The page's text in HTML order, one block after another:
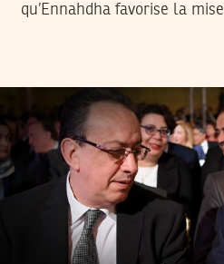
qu’Ennahdha favorise la mise